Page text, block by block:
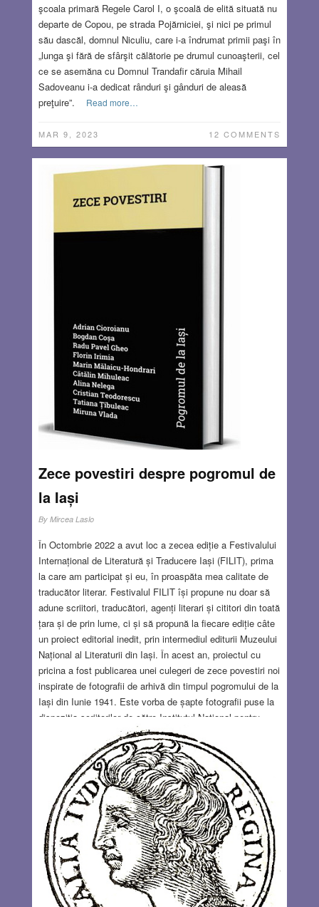
şcoala primară Regele Carol I, o şcoală de elită situată nu
departe de Copou, pe strada Pojărniciei, şi nici pe primul
său dascăl, domnul Niculiu, care i-a îndrumat primii paşi în
„lunga şi fără de sfârşit călătorie pe drumul cunoaşterii, cel
ce se asemăna cu Domnul Trandafir căruia Mihail
Sadoveanu i-a dedicat rânduri şi gânduri de aleasă
preţuire”.
Read more…
MAR 9, 2023 12 COMMENTS
Zece povestiri despre pogromul de
la Iași
By Mircea Laslo
În Octombrie 2022 a avut loc a zecea ediție a Festivalului
Internațional de Literatură și Traducere Iași (FILIT), prima
la care am participat și eu, în proaspăta mea calitate de
traducător literar. Festivalul FILIT își propune nu doar să
adune scriitori, traducători, agenți literari și cititori din toată
țara și de prin lume, ci și să propună la fiecare ediție câte
un proiect editorial inedit, prin intermediul editurii Muzeului
Național al Literaturii din Iași. În acest an, proiectul cu
pricina a fost publicarea unei culegeri de zece povestiri noi
inspirate de fotografii de arhivă din timpul pogromului de la
Iași din Iunie 1941. Este vorba de șapte fotografii puse la
dispoziția scriitorilor de către Institutul Național pentru
Studierea Holocaustului din România „Elie Wiesel”,
fotografii care au constituit sursa de inspirație pentru acest
proiect editorial, întrucât ele fac parte dintr-o serie de
panouri expuse în curtea Muzeului Pogromului de la Iași.
Aici, prin fum de țigară și aburi de cafea, se discută pe
îndelete și se pune la cale FILIT, an după an. În 2022, prin
acea alchimie bizară și miraculoasă care ne face să
observăm cu adevărat pentru prima oară lucruri de care
suntem înconjurați cine știe de când, s-a iscat ideea
lansării acestei provocări la adresa comunității scriitorilor
din România – lăsați-vă inspirați de una dintre aceste